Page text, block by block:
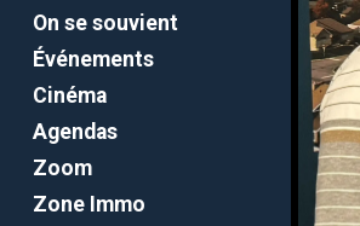
On se souvient
Événements
Cinéma
Agendas
Zoom
Zone Immo